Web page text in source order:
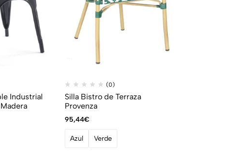
Industrial
(0)
Silla Bistro de Terraza
Provenza
95,44€
Azul Verde